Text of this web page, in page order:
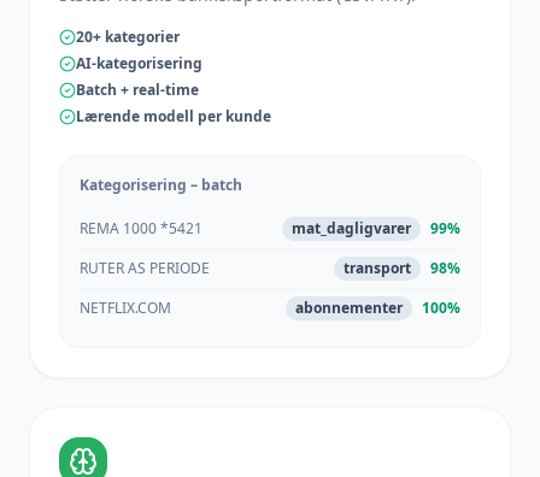
20+ kategorier
AI-kategorisering
Batch + real-time
Lærende modell per kunde
Kategorisering – batch
REMA 1000 *5421 mat_dagligvarer
99%
RUTER AS PERIODE
transport
98%
NETFLIX.COM
abonnementer 100%